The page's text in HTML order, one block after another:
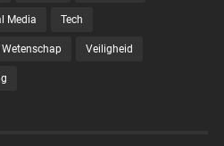
Media Tech
Wetenschap Veiligheid